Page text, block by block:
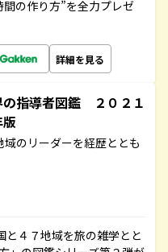
の作り方”を全力プレゼ
詳細を見る
指導者図鑑 ２０２１
版
域のリーダーを経歴ととも
４７地域を旅の雑学とと